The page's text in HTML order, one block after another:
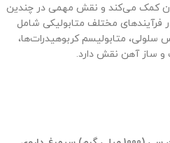
بدن کمک می‌کند و نقش مهمی در چندین
فرآیندهای مختلف متابولیکی شامل
متابولیسم کربوهیدرات‌ها،
و ساز آهن نقش دارد.